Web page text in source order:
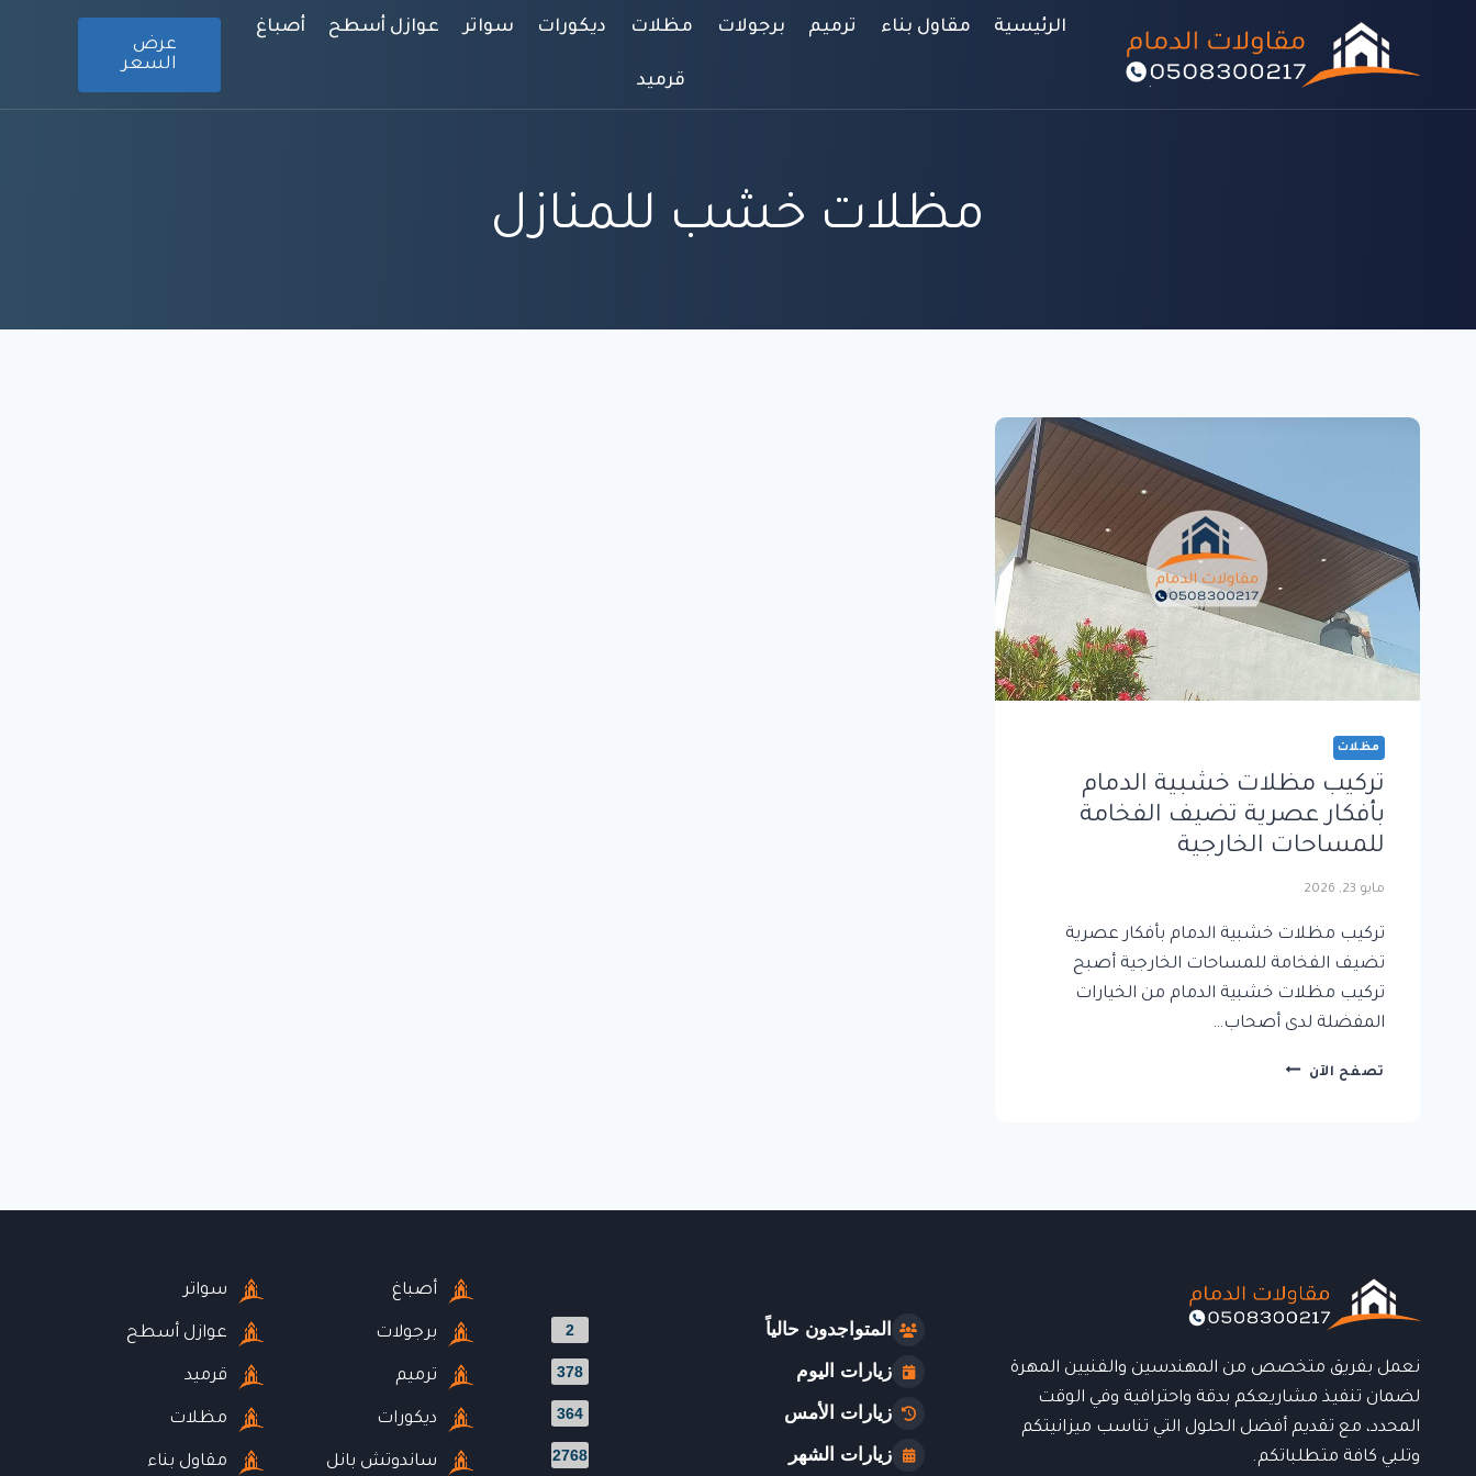
المحتوى
الرئيسية مقاول بناء ترميم برجولات مظلات ديكورات سواتر عوازل أسطح أصباغ
قرميد
عرض
السعر
مظلات خشب للمنازل
مظلات
تركيب مظلات خشبية الدمام
بأفكار عصرية تضيف الفخامة
للمساحات الخارجية
مايو 23, 2026
تركيب مظلات خشبية الدمام بأفكار عصرية
تضيف الفخامة للمساحات الخارجية أصبح
تركيب مظلات خشبية الدمام من الخيارات
المفضلة لدى أصحاب…
تصفح الآن تركيب
نعمل بفريق متخصص من المهندسين والفنيين المهرة
لضمان تنفيذ مشاريعكم بدقة واحترافية وفي الوقت
المحدد، مع تقديم أفضل الحلول التي تناسب ميزانيتكم
وتلبي كافة متطلباتكم.
المتواجدون حالياً 2
زيارات اليوم 378
زيارات الأمس 364
زيارات الشهر 2768
أصباغ
برجولات
ترميم
ديكورات
ساندوتش بانل
سواتر
عوازل أسطح
قرميد
مظلات
مقاول بناء